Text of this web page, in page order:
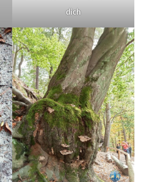
dich